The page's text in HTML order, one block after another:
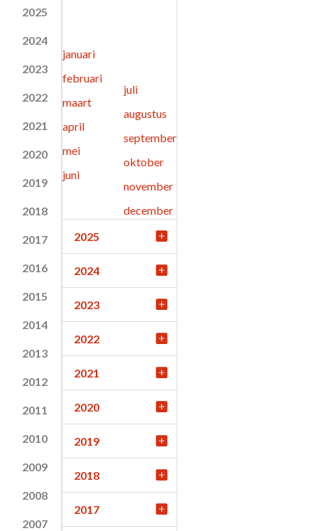
2025
2024
2023
2022
2021
2020
2019
2018
2017
2016
2015
2014
2013
2012
2011
2010
2009
2008
2007
januari
februari
maart
april
mei
juni
juli
augustus
september
oktober
november
december
2025
2024
2023
2022
2021
2020
2019
2018
2017